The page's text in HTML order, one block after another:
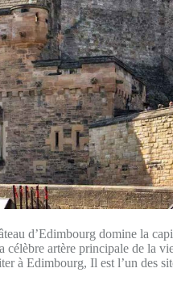
d’Edimbourg domine la
célèbre artère principale de la
à Edimbourg, Il est l’un des